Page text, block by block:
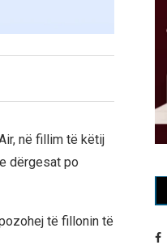
në fillim të këtij
dërgesat po
të fillonin të